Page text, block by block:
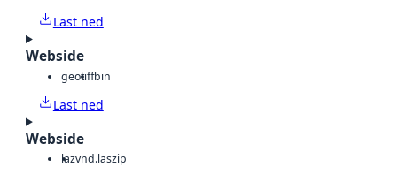
Last ned
Webside
geotiffbin
Last ned
Webside
lazvnd.laszip